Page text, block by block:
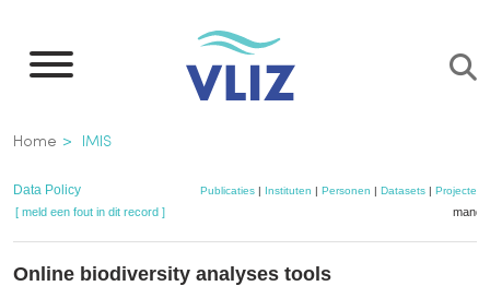
naar
inhoud
gaan
Kruimelpad
Home IMIS
Data Policy Publicaties | Instituten | Personen | Datasets | Projecten
[ meld een fout in dit record ]
Online biodiversity analyses tools